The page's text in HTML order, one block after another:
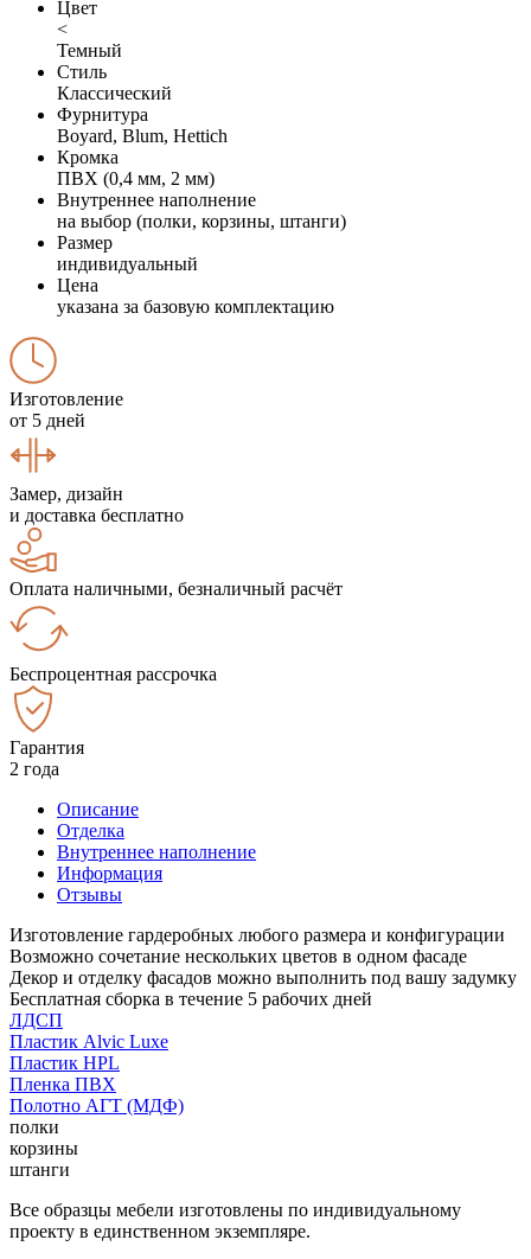
Цвет
<
Темный
Стиль
Классический
Фурнитура
Boyard, Blum, Hettich
Кромка
ПВХ (0,4 мм, 2 мм)
Внутреннее наполнение
на выбор (полки, корзины, штанги)
Размер
индивидуальный
Цена
указана за базовую комплектацию
Изготовление
от 5 дней
Замер, дизайн
и доставка бесплатно
Оплата наличными, безналичный расчёт
Беспроцентная рассрочка
Гарантия
2 года
Описание
Отделка
Внутреннее наполнение
Информация
Отзывы
Изготовление гардеробных любого размера и конфигурации
Возможно сочетание нескольких цветов в одном фасаде
Декор и отделку фасадов можно выполнить под вашу задумку
Бесплатная сборка в течение 5 рабочих дней
ЛДСП
Пластик Alvic Luxe
Пластик HPL
Пленка ПВХ
Полотно АГТ (МДФ)
полки
корзины
штанги
Все образцы мебели изготовлены по индивидуальному
проекту в единственном экземпляре.